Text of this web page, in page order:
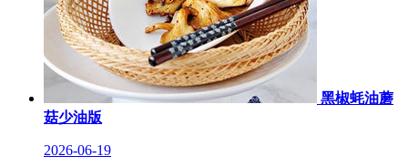
黑椒蚝油蘑
菇少油版
2026-06-19